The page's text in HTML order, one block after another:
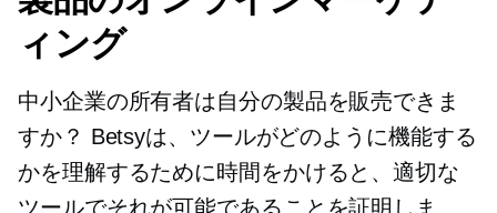
ィング
中小企業の所有者は自分の製品を販売できま
すか？ Betsyは、ツールがどのように機能する
かを理解するために時間をかけると、適切な
ツールでそれが可能であることを証明しま